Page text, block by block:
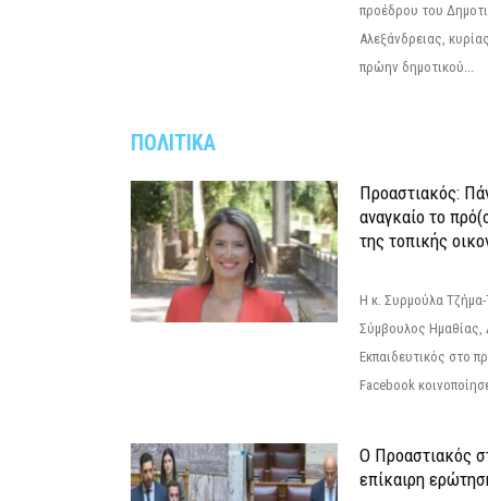
προέδρου του
Αλεξάνδρειας,
πρώην δημοτικού...
ΠΟΛΙΤΙΚΑ
Προαστιακός:
αναγκαίο το
της τοπικής
Η κ. Συρμούλα
Σύμβουλος Ημαθίας,
Εκπαιδευτικός στο
Facebook
Ο Προαστιακός
επίκαιρη